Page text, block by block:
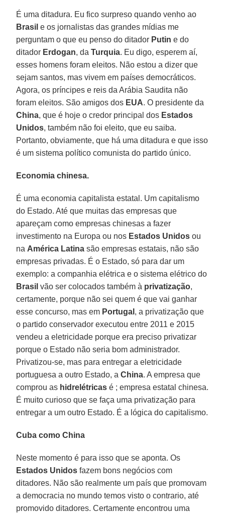
É uma ditadura. Eu fico surpreso quando venho ao
Brasil e os jornalistas das grandes mídias me
perguntam o que eu penso do ditador Putin e do
ditador Erdogan, daTurquia. Eu digo, esperem aí,
esses homens foram eleitos. Não estou a dizer que
sejam santos, mas vivem em países democráticos.
Agora, os príncipes e reis da Arábia Saudita não
foram eleitos. São amigos dos EUA. O presidente da
China, que é hoje o credor principal dos Estados
Unidos, também não foi eleito, que eu saiba.
Portanto, obviamente, que há uma ditadura e que isso
é um sistema político comunista do partido único.
Economia chinesa.
É uma economia capitalista estatal. Um capitalismo
do Estado. Até que muitas das empresas que
apareçam como empresas chinesas a fazer
investimento na Europa ou nos Estados Unidos ou
na América Latina são empresas estatais, não são
empresas privadas. É o Estado, só para dar um
exemplo: a companhia elétrica e o sistema elétrico do
Brasil vão ser colocados também à privatização,
certamente, porque não sei quem é que vai ganhar
esse concurso, mas em Portugal , a privatização que
o partido conservador executou entre 2011 e 2015
vendeu a eletricidade porque era preciso privatizar
porque o Estado não seria bom administrador.
Privatizou-se, mas para entregar a eletricidade
portuguesa a outro Estado, aChina. A empresa que
comprou as hidrelétricas é ; empresa estatal chinesa.
É muito curioso que se faça uma privatização para
entregar a um outro Estado. É a lógica do capitalismo.
Cuba como China
Neste momento é para isso que se aponta. Os
Estados Unidos fazem bons negócios com
ditadores. Não são realmente um país que promovam
a democracia no mundo temos visto o contrario, até
promovido ditadores. Certamente encontrou uma